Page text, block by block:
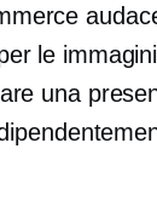
le
una